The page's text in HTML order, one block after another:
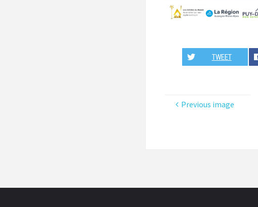
TWEET
Previous image